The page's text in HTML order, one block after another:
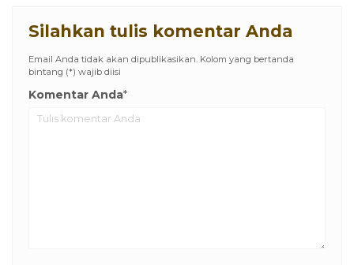
Silahkan tulis komentar Anda
Email Anda tidak akan dipublikasikan. Kolom yang bertanda
bintang (*) wajib diisi
Komentar Anda*